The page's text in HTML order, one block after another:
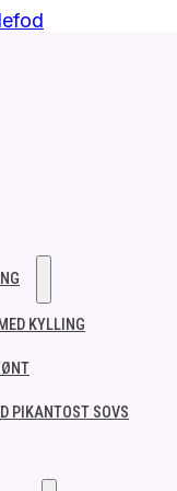
KYLLING
PIKANTOST SOVS